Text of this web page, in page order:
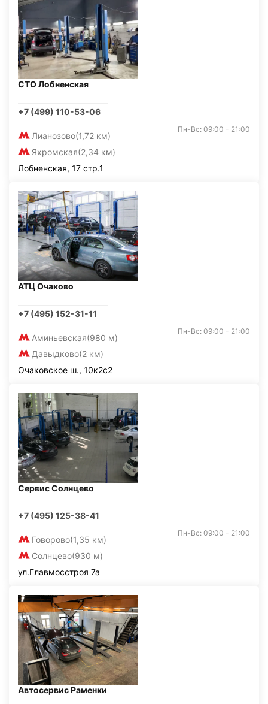
СТО Лобненская
+7 (499) 110-53-06
Лианозово(1,72 км)
Яхромская(2,34 км)
Пн-Вс: 09:00 - 21:00
Лобненская, 17 стр.1
АТЦ Очаково
+7 (495) 152-31-11
Аминьевская(980 м)
Давыдково(2 км)
Пн-Вс: 09:00 - 21:00
Очаковское ш., 10к2с2
Сервис Солнцево
+7 (495) 125-38-41
Говорово(1,35 км)
Солнцево(930 м)
Пн-Вс: 09:00 - 21:00
ул.Главмосстроя 7а
Автосервис Раменки